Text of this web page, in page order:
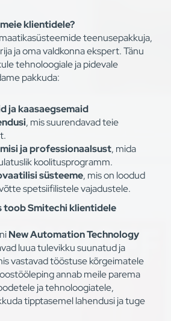
klientidele?
teenusepakkuja,
ja oma valdkonna ekspert. Tänu
tehnoloogiale ja pidevale
pakkuda:
ja kaasaegsemaid
, mis suurendavad teie
ja professionaalsust, mida
koolitusprogramm.
süsteeme, mis on loodud
spetsiifilistele vajadustele.
Smitechi klientidele
New Automation Technology
luua tulevikku suunatud ja
vastavad tööstuse kõrgeimatele
annab meile parema
ja tehnoloogiatele,
tipptasemel lahendusi ja tuge